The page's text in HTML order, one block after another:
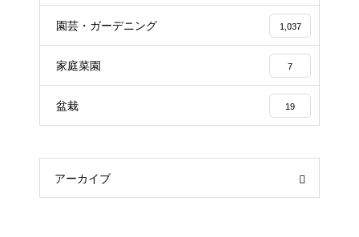
園芸・ガーデニング 1,037
家庭菜園 7
盆栽 19
アーカイブ